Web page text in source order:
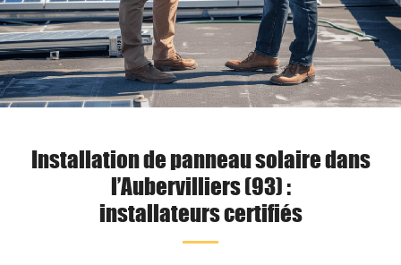
Installation de panneau solaire dans
l’Aubervilliers (93) :
installateurs certifiés